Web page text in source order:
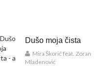
Dušo moja čista
Mira Škorić feat. Zoran
Mladenović